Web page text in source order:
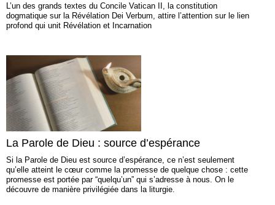
L’un des grands textes du Concile Vatican II, la constitution
dogmatique sur la Révélation Dei Verbum, attire l’attention sur le lien
profond qui unit Révélation et Incarnation
La Parole de Dieu : source d’espérance
Si la Parole de Dieu est source d’espérance, ce n’est seulement
qu’elle atteint le cœur comme la promesse de quelque chose : cette
promesse est portée par “quelqu’un” qui s’adresse à nous. On le
découvre de manière privilégiée dans la liturgie.